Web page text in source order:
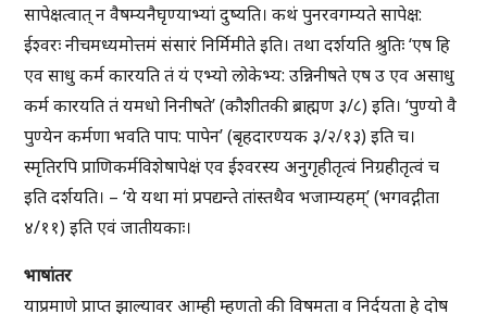
सापेक्षत्वात् न वैषम्यनैघृण्याभ्यां दुष्यति। कथं पुनरवगम्यते सापेक्ष:
ईश्वरः नीचमध्यमोत्तमं संसारं निर्मिमीते इति। तथा दर्शयति श्रुतिः ‘एष हि
एव साधु कर्म कारयति तं यं एभ्यो लोकेभ्य: उन्निनीषते एष उ एव असाधु
कर्म कारयति तं यमधो निनीषते’ (कौशीतकी ब्राह्मण ३/८) इति। ‘पुण्यो वै
पुण्येन कर्मणा भवति पाप: पापेन’ (बृहदारण्यक ३/२/१३) इति च।
स्मृतिरपि प्राणिकर्मविशेषापेक्षं एव ईश्वरस्य अनुगृहीतृत्वं निग्रहीतृत्वं च
इति दर्शयति। – ‘ये यथा मां प्रपद्यन्ते तांस्तथैव भजाम्यहम्’ (भगवद्गीता
४/११) इति एवं जातीयकाः।
भाषांतर
याप्रमाणे प्राप्त झाल्यावर आम्ही म्हणतो की विषमता व निर्दयता हे दोष